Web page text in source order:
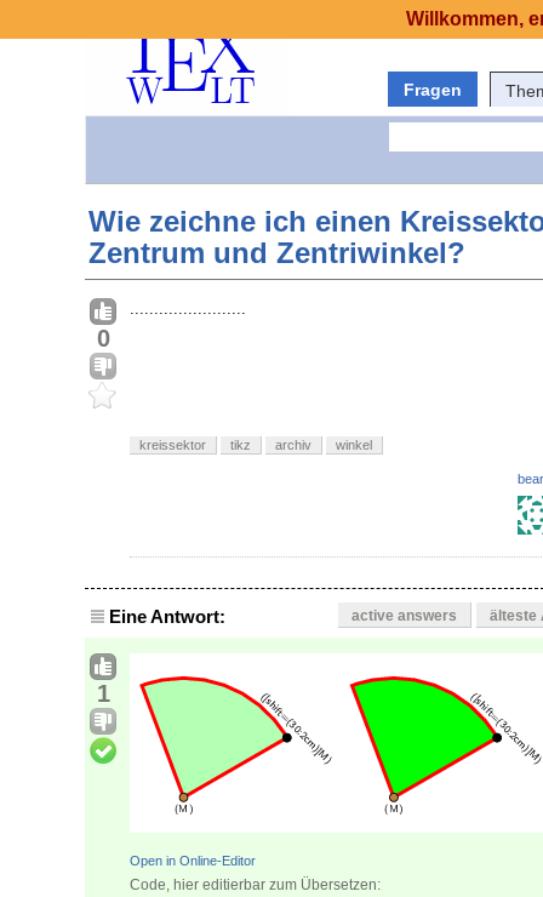
Fragen
Wie zeichne ich einen
Zentrum und Zentriwinkel?
0
........................
kreissektor tikz archiv winkel
Eine Antwort: active answers älteste
1
Open in Online-Editor
Code, hier editierbar zum Übersetzen:
Willkommen,